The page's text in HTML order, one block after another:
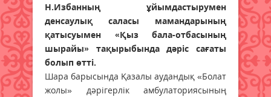
Н.Избанның ұйымдастырумен
денсаулық саласы мамандарының
қатысуымен «Қыз бала-отбасының
шырайы» тақырыбында дәріс сағаты
болып өтті.
Шара барысында Қазалы аудандық «Болат
жолы» дәрігерлік амбулаториясының